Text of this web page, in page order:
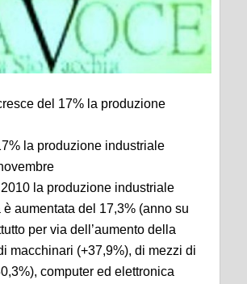
del 17% la produzione
la produzione industriale
la produzione industriale
aumentata del 17,3% (anno su
per via dell’aumento della
macchinari (+37,9%), di mezzi di
computer ed elettronica